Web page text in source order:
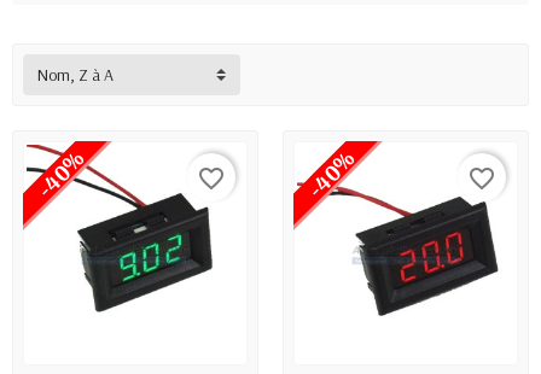
Nom, Z à A
-40% favorite_border -40% favorite_border